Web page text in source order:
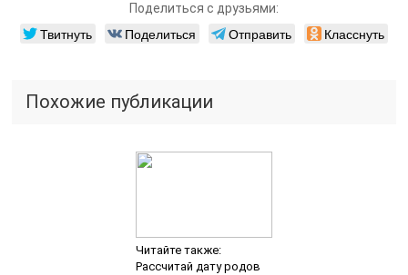
Поделиться с друзьями:
Твитнуть Поделиться Отправить Класснуть
Похожие публикации
Читайте также:
Рассчитай дату родов